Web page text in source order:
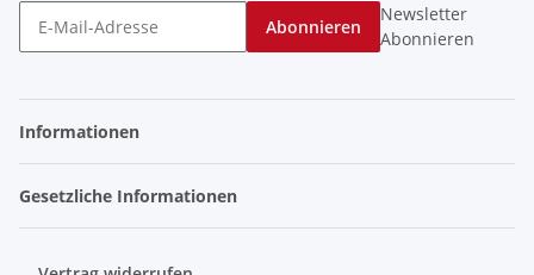
Abonnieren
Newsletter
Abonnieren
Informationen
Gesetzliche Informationen